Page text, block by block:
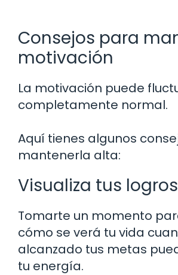
Consejos para
motivación
La motivación puede
completamente normal.
Aquí tienes algunos
mantenerla alta:
Visualiza tus logros
Tomarte un momento
cómo se verá tu vida
alcanzado tus metas
tu energía.